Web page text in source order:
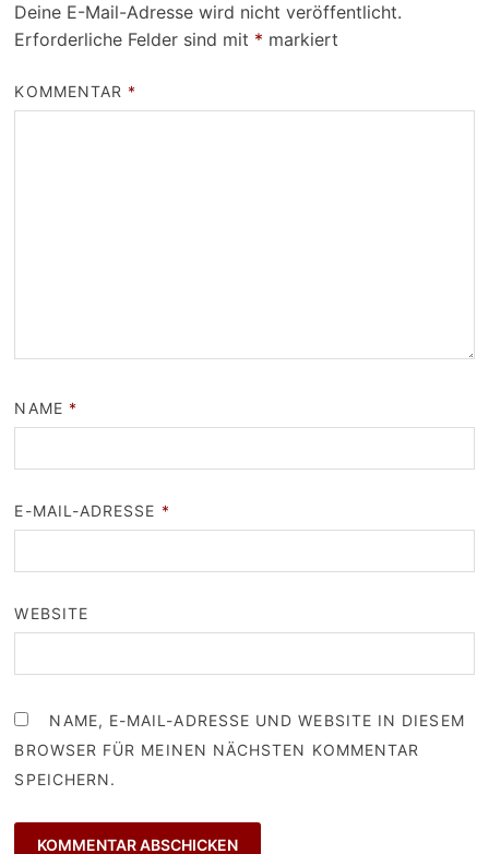
Deine E-Mail-Adresse wird nicht veröffentlicht.
Erforderliche Felder sind mit * markiert
KOMMENTAR *
NAME *
E-MAIL-ADRESSE *
WEBSITE
NAME, E-MAIL-ADRESSE UND WEBSITE IN DIESEM
BROWSER FÜR MEINEN NÄCHSTEN KOMMENTAR
SPEICHERN.